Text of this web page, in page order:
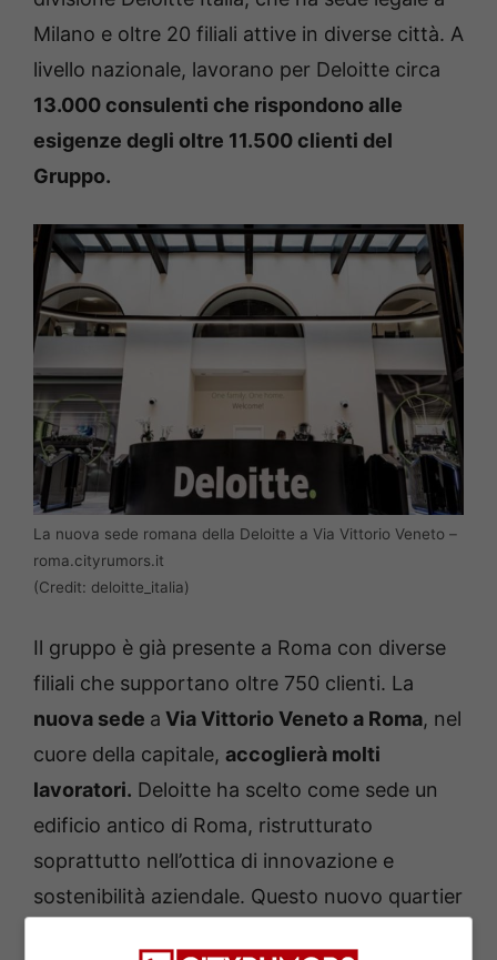
Milano e oltre 20 filiali attive in diverse città. A
livello nazionale, lavorano per Deloitte circa
13.000 consulenti che rispondono alle
esigenze degli oltre 11.500 clienti del
Gruppo.
La nuova sede romana della Deloitte a Via Vittorio Veneto –
roma.cityrumors.it
(Credit: deloitte_italia)
Il gruppo è già presente a Roma con diverse
filiali che supportano oltre 750 clienti. La
nuova sede a Via Vittorio Veneto a Roma, nel
cuore della capitale, accoglierà molti
lavoratori. Deloitte ha scelto come sede un
edificio antico di Roma, ristrutturato
soprattutto nell’ottica di innovazione e
sostenibilità aziendale. Questo nuovo quartier